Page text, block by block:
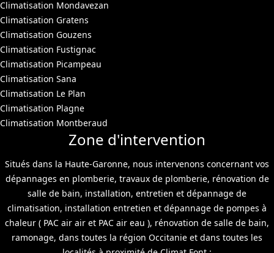
Climatisation Mondavezan
Climatisation Gratens
Climatisation Gouzens
Climatisation Fustignac
Climatisation Picampeau
Climatisation Sana
Climatisation Le Plan
Climatisation Plagne
Climatisation Montberaud
Zone d'intervention
Situés dans la Haute-Garonne, nous intervenons concernant vos
dépannages en plomberie, travaux de plomberie, rénovation de
salle de bain, installation, entretien et dépannage de
climatisation, installation entretien et dépannage de pompes à
chaleur ( PAC air air et PAC air eau ), rénovation de salle de bain,
ramonage, dans toutes la région Occitanie et dans toutes les